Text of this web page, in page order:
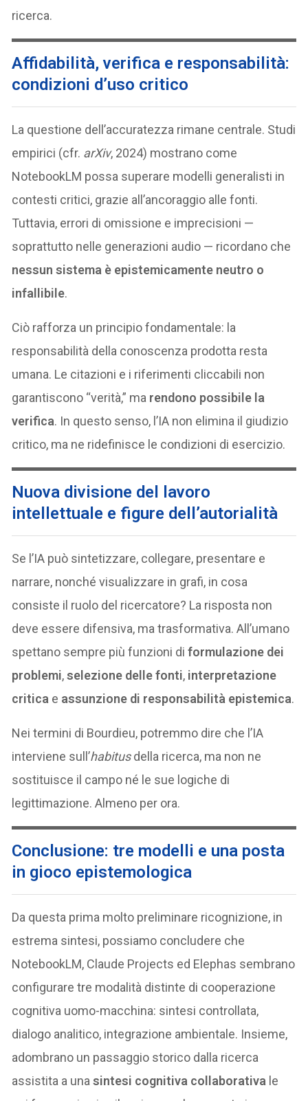
ricerca.
Affidabilità, verifica e responsabilità:
condizioni d’uso critico
La questione dell’accuratezza rimane centrale. Studi
empirici (cfr. arXiv, 2024) mostrano come
NotebookLM possa superare modelli generalisti in
contesti critici, grazie all’ancoraggio alle fonti.
Tuttavia, errori di omissione e imprecisioni —
soprattutto nelle generazioni audio — ricordano che
nessun sistema è epistemicamente neutro o
infallibile.
Ciò rafforza un principio fondamentale: la
responsabilità della conoscenza prodotta resta
umana. Le citazioni e i riferimenti cliccabili non
garantiscono “verità,” ma rendono possibile la
verifica. In questo senso, l’IA non elimina il giudizio
critico, ma ne ridefinisce le condizioni di esercizio.
Nuova divisione del lavoro
intellettuale e figure dell’autorialità
Se l’IA può sintetizzare, collegare, presentare e
narrare, nonché visualizzare in grafi, in cosa
consiste il ruolo del ricercatore? La risposta non
deve essere difensiva, ma trasformativa. All’umano
spettano sempre più funzioni diformulazione dei
problemi,selezione delle fonti, interpretazione
critica e assunzione di responsabilità epistemica.
Nei termini di Bourdieu, potremmo dire che l’IA
interviene sull’habitusdella ricerca, ma non ne
sostituisce il campo né le sue logiche di
legittimazione. Almeno per ora.
Conclusione: tre modelli e una posta
in gioco epistemologica
Da questa prima molto preliminare ricognizione, in
estrema sintesi, possiamo concludere che
NotebookLM, Claude Projects ed Elephas sembrano
configurare tre modalità distinte di cooperazione
cognitiva uomo-macchina: sintesi controllata,
dialogo analitico, integrazione ambientale. Insieme,
adombrano un passaggio storico dalla ricerca
assistita a unasintesi cognitiva collaborativa le